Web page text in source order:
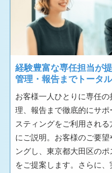
経験豊富な専任担当が提
管理・報告までトータ
お客様一人ひとりに専任
理、報告まで徹底的にサ
スティングをご利用され
にご説明。お客様のご要
ングし、東京都大田区の
をご提案します。さらに